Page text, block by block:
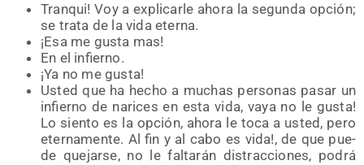
Tran­qui! Voy a expli­car­le aho­ra la segun­da opción;
se tra­ta de la vida eterna.
¡Esa me gus­ta mas!
En el infierno.
¡Ya no me gusta!
Usted que ha hecho a muchas per­so­nas pasar un
infierno de nari­ces en esta vida, vaya no le gus­ta!
Lo sien­to es la opción, aho­ra le toca a usted, pero
eter­na­men­te. Al fin y al cabo es vida!, de que pue­
de que­jar­se, no le fal­ta­rán dis­trac­cio­nes, podrá